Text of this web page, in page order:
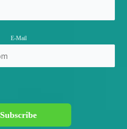
E-Mail
Subscribe